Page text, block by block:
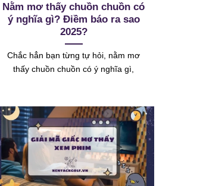
Nằm mơ thấy chuồn chuồn có
ý nghĩa gì? Điềm báo ra sao
2025?
Chắc hẳn bạn từng tự hỏi, nằm mơ
thấy chuồn chuồn có ý nghĩa gì,